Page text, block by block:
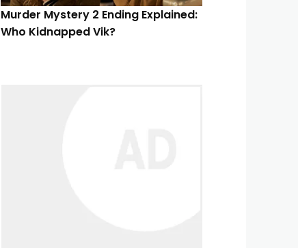
Murder Mystery 2 Ending Explained:
Who Kidnapped Vik?